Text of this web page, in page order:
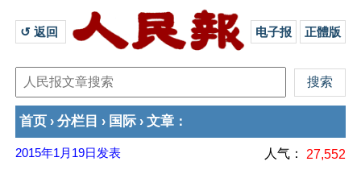
↺ 返回 电子报 正體版
首页 › 分栏目 › 国际 › 文章 ：
2015年1月19日 发表 人气： 27,552